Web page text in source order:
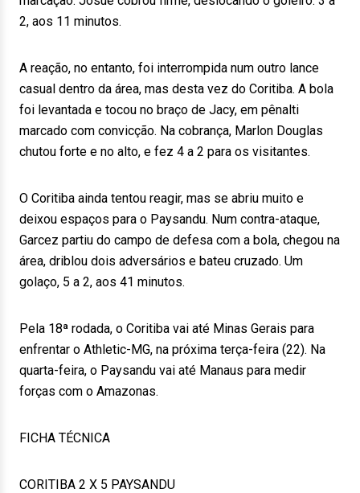
2, aos 11 minutos.
A reação, no entanto, foi interrompida num outro lance
casual dentro da área, mas desta vez do Coritiba. A bola
foi levantada e tocou no braço de Jacy, em pênalti
marcado com convicção. Na cobrança, Marlon Douglas
chutou forte e no alto, e fez 4 a 2 para os visitantes.
O Coritiba ainda tentou reagir, mas se abriu muito e
deixou espaços para o Paysandu. Num contra-ataque,
Garcez partiu do campo de defesa com a bola, chegou na
área, driblou dois adversários e bateu cruzado. Um
golaço, 5 a 2, aos 41 minutos.
Pela 18ª rodada, o Coritiba vai até Minas Gerais para
enfrentar o Athletic-MG, na próxima terça-feira (22). Na
quarta-feira, o Paysandu vai até Manaus para medir
forças com o Amazonas.
FICHA TÉCNICA
CORITIBA 2 X 5 PAYSANDU